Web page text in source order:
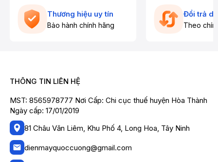
Thương hiệu uy tín
Bảo hành chính hãng
Đổi trả
Theo
THÔNG TIN LIÊN HỆ
MST: 8565978777 Nơi Cấp: Chi cục thuế huyện Hòa Thành
Ngày cấp: 17/01/2019
81 Châu Văn Liêm, Khu Phố 4, Long Hoa, Tây Ninh
dienmayquoccuong@gmail.com